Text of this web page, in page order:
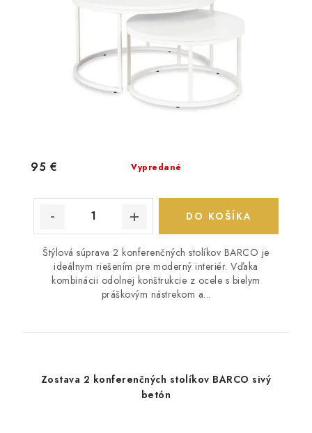
Vypredané
95 €
DO KOŠÍKA
Štýlová súprava 2 konferenčných stolíkov BARCO je
ideálnym riešením pre moderný interiér. Vďaka
kombinácii odolnej konštrukcie z ocele s bielym
práškovým nástrekom a...
Zostava 2 konferenčných stolíkov BARCO sivý
betón